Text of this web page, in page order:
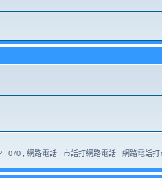
, 070 , 網路電話 , 市話打網路電話 , 網路電話打